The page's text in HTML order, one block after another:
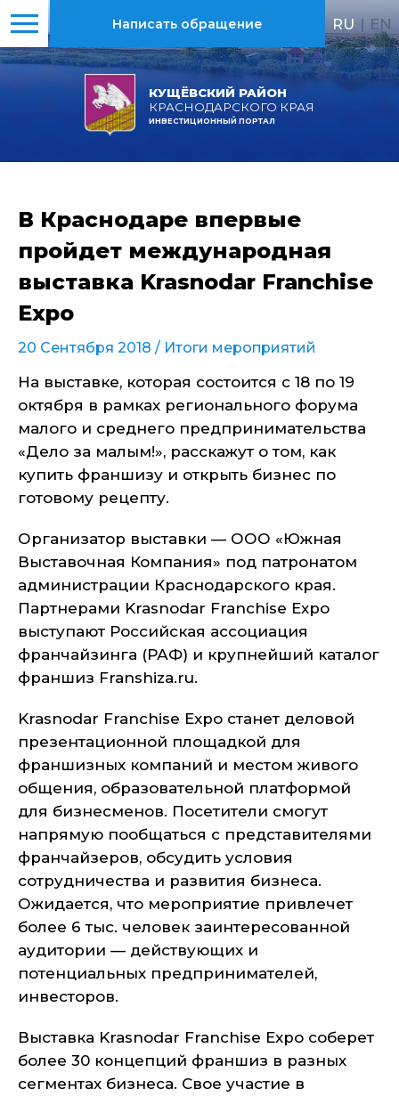
КУЩЁВСКИЙ РАЙОН
КРАСНОДАРСКОГО КРАЯ
ИНВЕСТИЦИОННЫЙ ПОРТАЛ
Написать обращение RU | EN
В Краснодаре впервые
пройдет международная
выставка Krasnodar Franchise
Expo
20 Сентября 2018 / Итоги мероприятий
На выставке, которая состоится с 18 по 19
октября в рамках регионального форума
малого и среднего предпринимательства
«Дело за малым!», расскажут о том, как
купить франшизу и открыть бизнес по
готовому рецепту.
Организатор выставки — ООО «Южная
Выставочная Компания» под патронатом
администрации Краснодарского края.
Партнерами Krasnodar Franchise Expo
выступают Российская ассоциация
франчайзинга (РАФ) и крупнейший каталог
франшиз Franshiza.ru.
Krasnodar Franchise Expo станет деловой
презентационной площадкой для
франшизных компаний и местом живого
общения, образовательной платформой
для бизнесменов. Посетители смогут
напрямую пообщаться с представителями
франчайзеров, обсудить условия
сотрудничества и развития бизнеса.
Ожидается, что мероприятие привлечет
более 6 тыс. человек заинтересованной
аудитории — действующих и
потенциальных предпринимателей,
инвесторов.
Выставка Krasnodar Franchise Expo соберет
более 30 концепций франшиз в разных
сегментах бизнеса. Свое участие в